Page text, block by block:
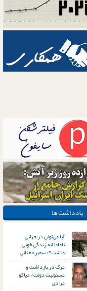
یادداشت ها
آیا می‌توان در جهانی
ناعادلانه زندگی خوبی
داشت؟/ سمیره حنائی
مرگ در بازداشت و
مسئولیت دولت/ دیاکو
مرادی